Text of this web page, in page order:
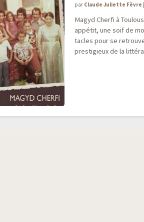
par Claude Juliette Fèvre
Magyd Cher­fi à
appé­tit, une soif de
tacles pour se
pres­ti­gieux de la